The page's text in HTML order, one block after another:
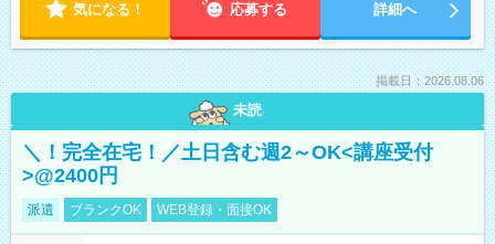
気になる！ 応募する 詳細へ
掲載日：2026.08.06
未読
＼！完全在宅！／土日含む週2～OK<講座受付
>@2400円
派遣 ブランクOK WEB登録・面接OK